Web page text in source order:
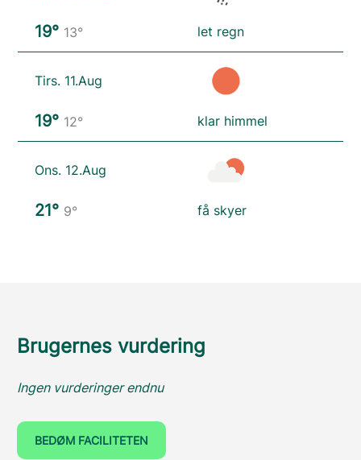
19° 13° let regn
Tirs. 11.Aug
19° 12° klar himmel
Ons. 12.Aug
21° 9° få skyer
Brugernes vurdering
Ingen vurderinger endnu
BEDØM FACILITETEN